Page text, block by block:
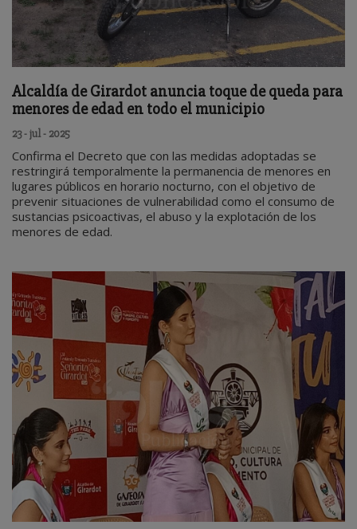
Alcaldía de Girardot anuncia toque de queda para
menores de edad en todo el municipio
23 - jul - 2025
Confirma el Decreto que con las medidas adoptadas se
restringirá temporalmente la permanencia de menores en
lugares públicos en horario nocturno, con el objetivo de
prevenir situaciones de vulnerabilidad como el consumo de
sustancias psicoactivas, el abuso y la explotación de los
menores de edad.